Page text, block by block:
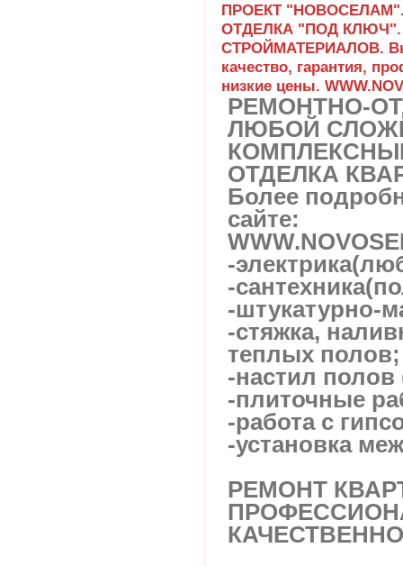
ПРОЕКТ
ОТДЕЛКА "ПОД
СТРОЙМАТЕРИАЛОВ.
качество, гарантия,
низкие цены.
РЕМОНТНО-
ЛЮБОЙ
ОТДЕЛКА
Более
сайте:
-
-
-штукатурно-
-стяжка,
теплых полов;
-настил
-плиточные
-работа с
-установка
РЕМОНТ